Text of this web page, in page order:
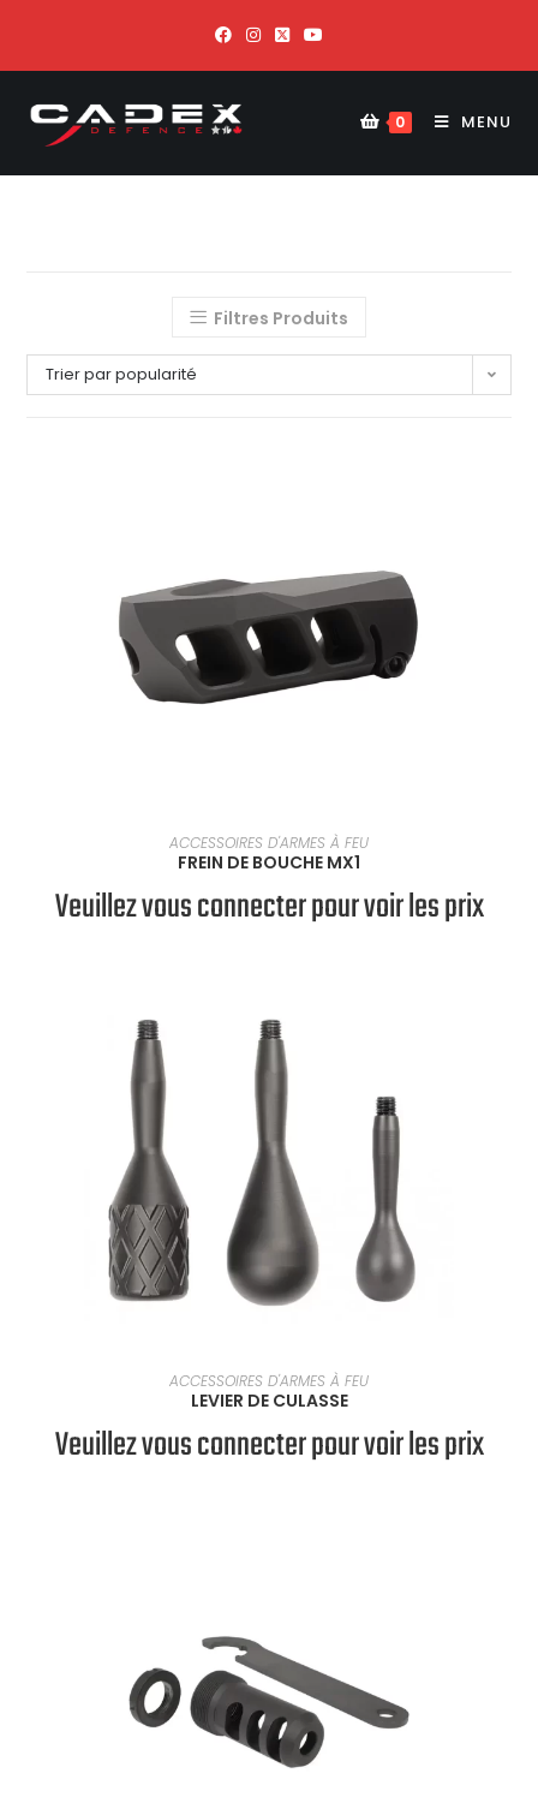
0 MENU
Filtres Produits
Trier par popularité
SÉLECTIONNER UNE OPTION
ACCESSOIRES D'ARMES À FEU
FREIN DE BOUCHE MX1
Veuillez vous connecter pour voir les prix
SÉLECTIONNER UNE OPTION
ACCESSOIRES D'ARMES À FEU
LEVIER DE CULASSE
Veuillez vous connecter pour voir les prix